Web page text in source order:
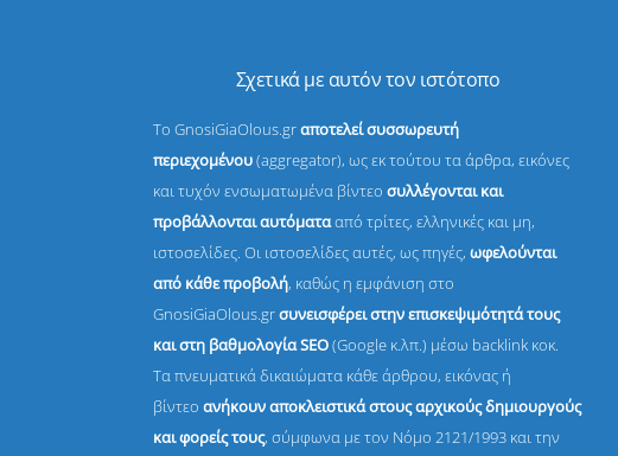
Σχετικά με αυτόν τον ιστότοπο
Το GnosiGiaOlous.grαποτελεί συσσωρευτή
περιεχομένου(aggregator), ως εκ τούτου τα άρθρα, εικόνες
και τυχόν ενσωματωμένα βίντεοσυλλέγονται και
προβάλλονται αυτόματααπό τρίτες, ελληνικές και μη,
ιστοσελίδες. Οι ιστοσελίδες αυτές, ως πηγές,ωφελούνται
από κάθε προβολή, καθώς η εμφάνιση στο
GnosiGiaOlous.grσυνεισφέρει στην επισκεψιμότητά τους
και στη βαθμολογία SEO(Google κ.λπ.) μέσω backlink κοκ.
Τα πνευματικά δικαιώματα κάθε άρθρου, εικόνας ή
βίντεοανήκουν αποκλειστικά στους αρχικούς δημιουργούς
και φορείς τους, σύμφωνα με τον Νόμο 2121/1993 και την